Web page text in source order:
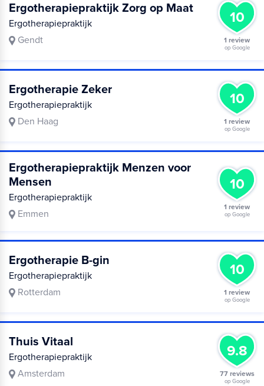
Ergotherapiepraktijk Zorg op Maat
Ergotherapiepraktijk
Gendt
10
1 review
op Google
Ergotherapie Zeker
Ergotherapiepraktijk
Den Haag
10
1 review
op Google
Ergotherapiepraktijk Menzen voor
Mensen
Ergotherapiepraktijk
Emmen
10
1 review
op Google
Ergotherapie B-gin
Ergotherapiepraktijk
Rotterdam
10
1 review
op Google
Thuis Vitaal
Ergotherapiepraktijk
Amsterdam
9.8
77 reviews
op Google